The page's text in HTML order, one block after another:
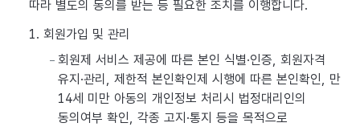
따라 별도의 동의를 받는 등 필요한 조치를 이행합니다.
1. 회원가입 및 관리
회원제 서비스 제공에 따른 본인 식별·인증, 회원자격
유지·관리, 제한적 본인확인제 시행에 따른 본인확인, 만
14세 미만 아동의 개인정보 처리시 법정대리인의
동의여부 확인, 각종 고지·통지 등을 목적으로